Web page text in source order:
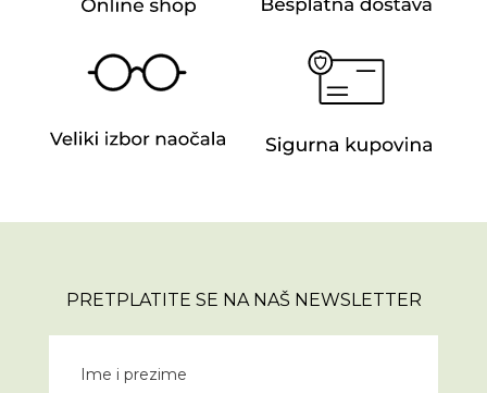
PRETPLATITE SE NA NAŠ NEWSLETTER